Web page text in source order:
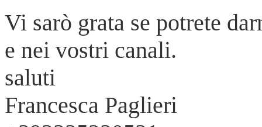
Vi sarò grata se potrete
e nei vostri canali.
saluti
Francesca Paglieri